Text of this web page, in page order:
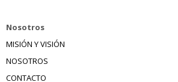
Nosotros
MISIÓN Y VISIÓN
NOSOTROS
CONTACTO